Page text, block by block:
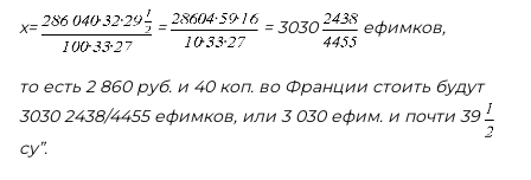
x= = = 3030 ефимков,
то есть 2 860 руб. и 40 коп. во Франции стоить будут
3030 2438/4455 ефимков, или 3 030 ефим. и почти 39
су”.